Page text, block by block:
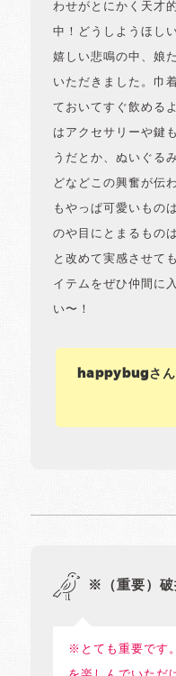
わせがとにかく天才
中！どうしようほし
嬉しい悲鳴の中、娘
いただきました。巾
ておいてすぐ飲める
はアクセサリーや鍵
うだとか、ぬいぐる
どなどこの興奮が伝
もやっぱ可愛いもの
のや目にとまるもの
と改めて実感させ
イテムをぜひ仲間に
い〜！
happybugさん
※（重要）破
※とても重要です